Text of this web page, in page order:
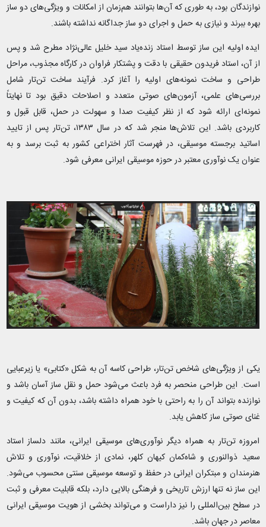
نوازندگان بود، به طوری که آن‌ها بتوانند هم‌زمان از امکانات و ویژگی‌های دو ساز
بهره ببرند و نیازی به حمل و اجرای دو ساز جداگانه نداشته باشند.
ایده اولیه این ساز توسط استاد زنده‌یاد سید خلیل عالی‌نژاد مطرح شد و پس
از آن، استاد فریدون حقیقی با دقت و پشتکار فراوان در کارگاه مجذوب، مراحل
طراحی و ساخت نمونه‌های اولیه را آغاز کرد. فرآیند ساخت تن‌تار شامل
بررسی‌های علمی، آزمون‌های صوتی متعدد و اصلاحات دقیق بود تا نهایتاً
نمونه‌ای ارائه شود که از نظر کیفیت صدا و سهولت در حمل، قابل قبول و
کاربردی باشد. این تلاش‌ها منجر شد که در سال ۱۳۸۳، تن‌تار پس از تایید
اساتید برجسته موسیقی، در فهرست آثار اختراعی کشور به ثبت برسد و به
عنوان یک نوآوری معتبر در حوزه موسیقی ایرانی معرفی شود.
یکی از ویژگی‌های شاخص تن‌تار، طراحی کاسه آن به شکل «کتابی» یا زیرعبایی
است. این طراحی منحصر به فرد باعث می‌شود حمل و نقل ساز آسان باشد و
نوازنده بتواند آن را به راحتی با خود همراه داشته باشد، بدون آن که کیفیت و
غنای صوتی ساز کاهش یابد.
امروزه تن‌تار به همراه دیگر نوآوری‌های موسیقی ایرانی، مانند دلساز استاد
سعید ذوالنوری و شاه‌کمان کیهان کلهر، نمادی از خلاقیت، نوآوری و تلاش
هنرمندان و مبتکران ایرانی در حفظ و توسعه موسیقی سنتی محسوب می‌شود.
این ساز نه تنها ارزش تاریخی و فرهنگی بالایی دارد، بلکه قابلیت معرفی و ثبت
در سطح بین‌المللی را نیز داراست و می‌تواند بخشی از هویت موسیقی ایرانی
معاصر در جهان باشد.